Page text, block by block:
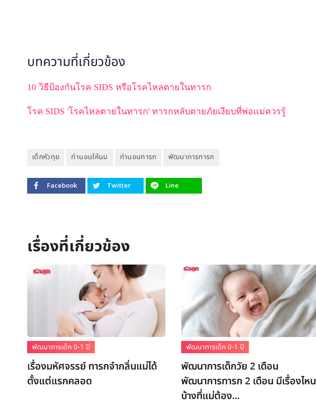
บทความที่เกี่ยวข้อง
10 วิธีป้องกันโรค SIDS หรือโรคไหลตายในทารก
โรค SIDS 'โรคไหลตายในทารก' ทารกหลับตายภัยเงียบที่พ่อแม่ควรรู้
เด็กหัวทุย ท่านอนให้นม ท่านอนทารก พัฒนาการทารก
Facebook Twitter Line
พัฒนาการเด็ก 0-1 ปี
เรื่องมหัศจรรย์ ทารกจำกลิ่นแม่ได้
ตั้งแต่แรกคลอด
พัฒนาการเด็ก 0-1 ปี
พัฒนาการเด็กวัย 2 เดือน
พัฒนาการทารก 2 เดือน มีเรื่องไหน
บ้างที่แม่ต้อง...